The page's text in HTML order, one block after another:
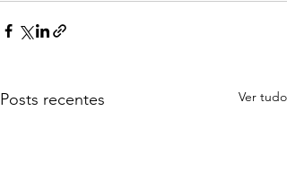
Posts recentes Ver tudo